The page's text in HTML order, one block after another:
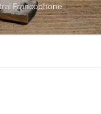
Francophone